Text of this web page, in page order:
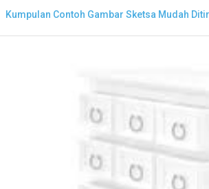
Kumpulan Contoh Gambar Sketsa Mudah